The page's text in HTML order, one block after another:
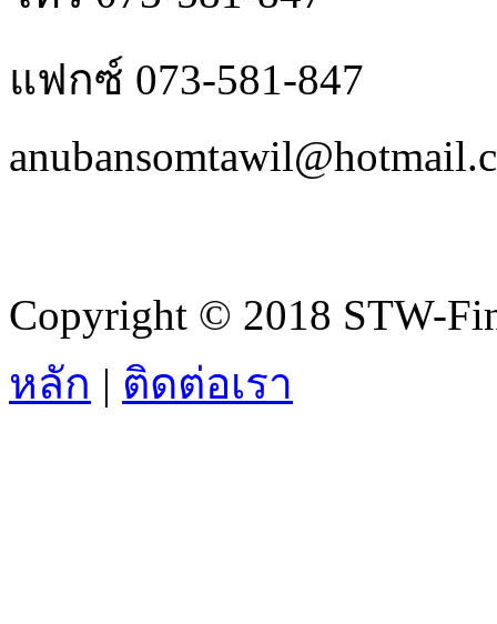
แฟกซ์ 073-581-847
Copyright © 2018 STW-
หลัก | ติดต่อเรา